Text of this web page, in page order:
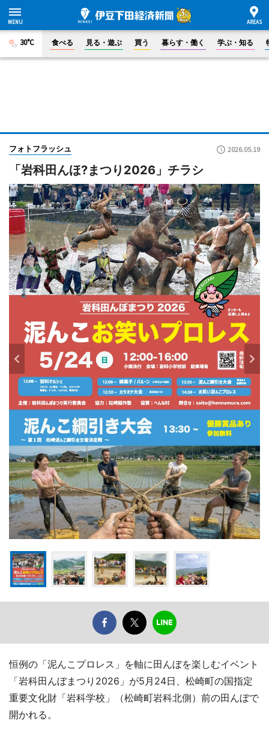
30°C 食べる 見る・遊ぶ 買う 暮らす・働く 学ぶ・知る
フォトフラッシュ 2026.05.19
「岩科田んほ?まつり2026」チラシ
恒例の「泥んこプロレス」を軸に田んぼを楽しむイベント
「岩科田んぼまつり2026」が5月24日、松崎町の国指定
重要文化財「岩科学校」（松崎町岩科北側）前の田んぼで
開かれる。